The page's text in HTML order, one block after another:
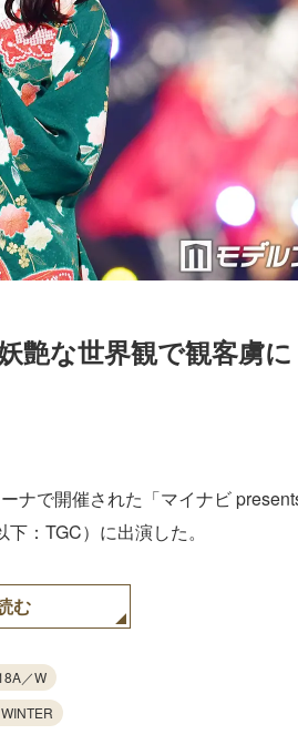
艶な世界観で観客虜に
ナで開催された「マイナビ
：TGC）に出演した。
む
／W